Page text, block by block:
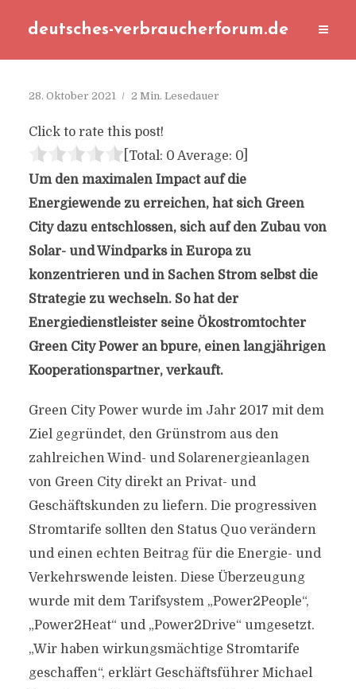
deutsches-verbraucherforum.de
28. Oktober 2021 2 Min. Lesedauer
Click to rate this post!
[Total: 0 Average: 0]
Um den maximalen Impact auf die
Energiewende zu erreichen, hat sich Green
City dazu entschlossen, sich auf den Zubau von
Solar- und Windparks in Europa zu
konzentrieren und in Sachen Strom selbst die
Strategie zu wechseln. So hat der
Energiedienstleister seine Ökostromtochter
Green City Power an bpure, einen langjährigen
Kooperationspartner, verkauft.
Green City Power wurde im Jahr 2017 mit dem
Ziel gegründet, den Grünstrom aus den
zahlreichen Wind- und Solarenergieanlagen
von Green City direkt an Privat- und
Geschäftskunden zu liefern. Die progressiven
Stromtarife sollten den Status Quo verändern
und einen echten Beitrag für die Energie- und
Verkehrswende leisten. Diese Überzeugung
wurde mit dem Tarifsystem „Power2People“,
„Power2Heat“ und „Power2Drive“ umgesetzt.
„Wir haben wirkungsmächtige Stromtarife
geschaffen“, erklärt Geschäftsführer Michael